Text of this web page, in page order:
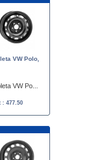
VW Polo,
VW Po...
: 477.50